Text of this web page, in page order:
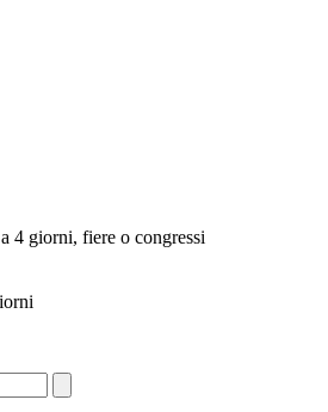
4 giorni, fiere o congressi